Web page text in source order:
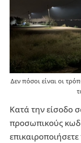
Δεν πόσοι είναι οι
Κατά την είσοδο
προσωπικούς